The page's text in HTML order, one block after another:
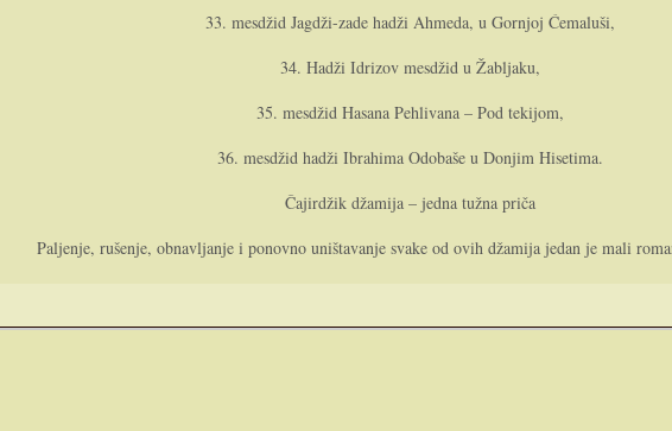
33. mesdžid Jagdži-zade hadži Ahmeda, u Gornjoj Ćemaluši,
34. Hadži Idrizov mesdžid u Žabljaku,
35. mesdžid Hasana Pehlivana – Pod tekijom,
36. mesdžid hadži Ibrahima Odobaše u Donjim Hisetima.
Čajirdžik džamija – jedna tužna priča
Paljenje, rušenje, obnavljanje i ponovno uništavanje svake od ovih džamija jedan je mali